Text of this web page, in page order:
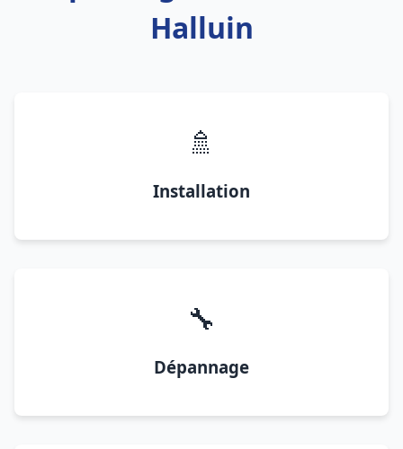
Halluin
🚿
Installation
🔧
Dépannage